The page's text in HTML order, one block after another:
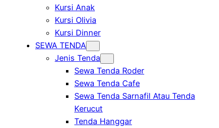
Kursi Anak
Kursi Olivia
Kursi Dinner
SEWA TENDA
Jenis Tenda
Sewa Tenda Roder
Sewa Tenda Cafe
Sewa Tenda Sarnafil Atau Tenda
Kerucut
Tenda Hanggar